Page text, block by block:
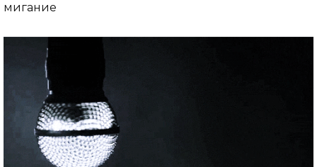
мигание